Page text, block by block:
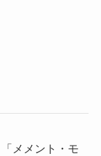
メメント・モ